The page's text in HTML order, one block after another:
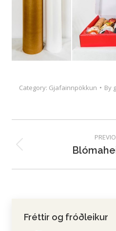
Category: Gjafainnpökkun By
navigation
Fréttir og fróðleikur